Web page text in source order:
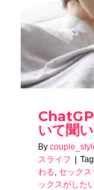
いて聞
By
スライフ
わる, セックス
ックスがした